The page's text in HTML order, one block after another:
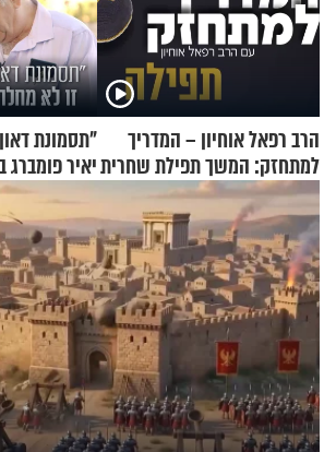
הרב רפאל אוחיון – המדריך
למתחזק: המשך תפילת שחרית
מאשרי ועד עלינו
"תסמונת
יאיר פומברג
מעורר